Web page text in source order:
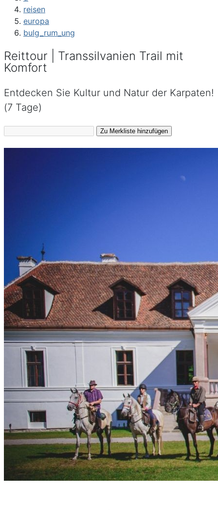
reisen
europa
bulg_rum_ung
Reittour | Transsilvanien Trail mit
Komfort
Entdecken Sie Kultur und Natur der Karpaten!
(7 Tage)